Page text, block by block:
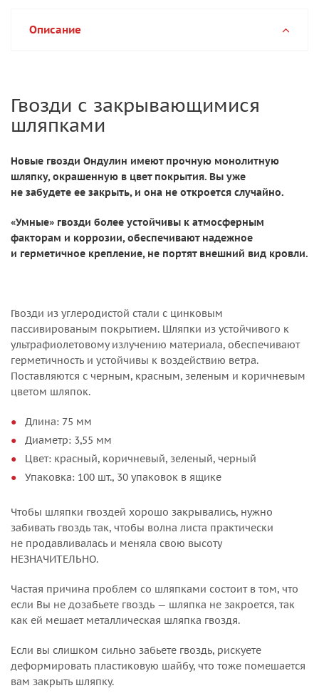
Описание
Гвозди с закрывающимися
шляпками
Новые гвозди Ондулин имеют прочную монолитную
шляпку, окрашенную в цвет покрытия. Вы уже
не забудете ее закрыть, и она не откроется случайно.
«Умные» гвозди более устойчивы к атмосферным
факторам и коррозии, обеспечивают надежное
и герметичное крепление, не портят внешний вид кровли.
Гвозди из углеродистой стали с цинковым
пассивированым покрытием. Шляпки из устойчивого к
ультрафиолетовому излучению материала, обеспечивают
герметичность и устойчивы к воздействию ветра.
Поставляются с черным, красным, зеленым и коричневым
цветом шляпок.
Длина: 75 мм
Диаметр: 3,55 мм
Цвет: красный, коричневый, зеленый, черный
Упаковка: 100 шт., 30 упаковок в ящике
Чтобы шляпки гвоздей хорошо закрывались, нужно
забивать гвоздь так, чтобы волна листа практически
не продавливалась и меняла свою высоту
НЕЗНАЧИТЕЛЬНО.
Частая причина проблем со шляпками состоит в том, что
если Вы не дозабьете гвоздь — шляпка не закроется, так
как ей мешает металлическая шляпка гвоздя.
Если вы слишком сильно забьете гвоздь, рискуете
деформировать пластиковую шайбу, что тоже помешается
вам закрыть шляпку.